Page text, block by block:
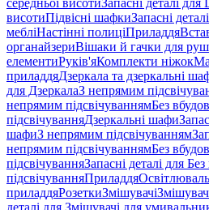
середньої висотиЗапасні деталі
висотиПідвісні шафкиЗапасні
мебліНастінні полиціПриладдя
органайзериВішаки й гачки для
елементиРуків'яКомплекти ніжок
приладдяДзеркала та дзеркальні
для ДзеркалаЗ непрямим
непрямим підсвічуваннямБез
підсвічуванняДзеркальні шафи
шафиЗ непрямим підсвічуванням
непрямим підсвічуваннямБез
підсвічуванняЗапасні деталі для
підсвічуванняПриладдя
приладдяРозеткиЗмішувачі
деталі для Змішувачі для